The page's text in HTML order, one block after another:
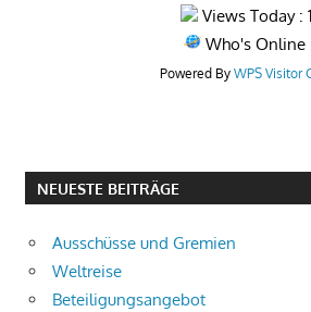
Views Today :
Who's Online
Powered By WPS Visitor
NEUESTE BEITRÄGE
Ausschüsse und Gremien
Weltreise
Beteiligungsangebot